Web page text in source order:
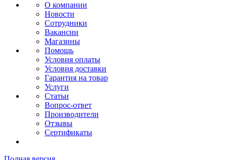
О компании
Новости
Сотрудники
Вакансии
Магазины
Помощь
Условия оплаты
Условия доставки
Гарантия на товар
Услуги
Статьи
Вопрос-ответ
Производители
Отзывы
Сертификаты